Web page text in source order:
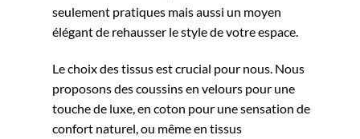
seulement pratiques mais aussi un moyen
élégant de rehausser le style de votre espace.
Le choix des tissus est crucial pour nous. Nous
proposons des coussins en velours pour une
touche de luxe, en coton pour une sensation de
confort naturel, ou même en tissus